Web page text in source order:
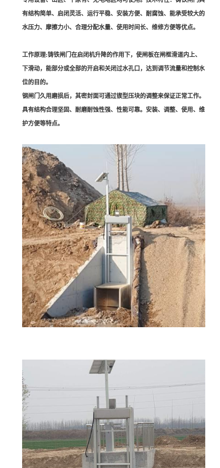
有结构简单、启闭灵活、运行平稳、安装方便、耐腐蚀、能承受较大的
水压力、摩擦力小、合理分配水量、使用时间长、维修方便等优点。
工作原理:铸铁闸门在启闭机升降的作用下，使闸板在闸框滑道内上、
下滑动，能部分或全部的开启和关闭过水孔口，达到调节流量和控制水
位的目的。
钢闸门久用磨损后，其密封面可通过锲型压块的调整来保证正常工作。
具有结构合理坚固、耐磨耐蚀性强、性能可靠。安装、调整、使用、维
护方便等特点。